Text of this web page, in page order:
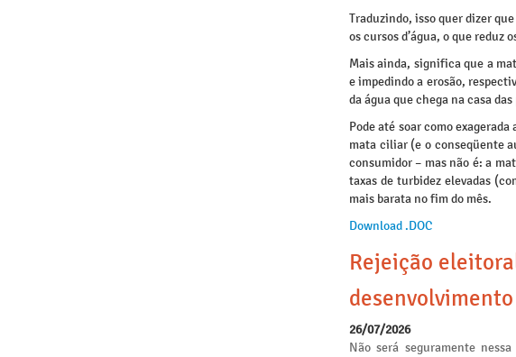
Traduzindo, isso quer dizer
os cursos d’água, o que reduz
Mais ainda, significa que a
e impedindo a erosão,
da água que chega na casa das
Pode até soar como
mata ciliar (e o conseqüente
consumidor – mas não é: a
taxas de turbidez elevadas
mais barata no fim do mês.
Download .DOC
Rejeição
26/07/2026
Não será seguramente